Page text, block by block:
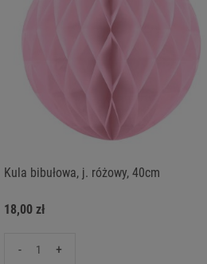
Kula bibułowa, j. różowy, 40cm
18,00 zł
- +